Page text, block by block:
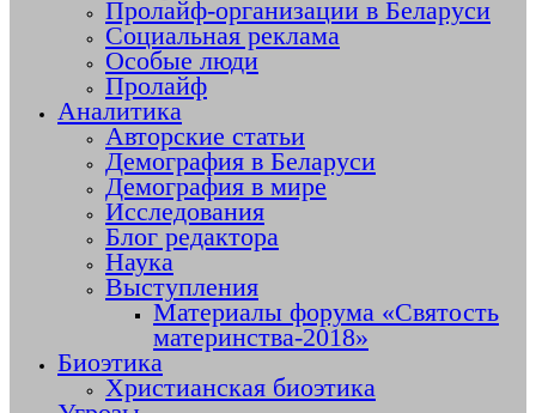
Пролайф-организации в Беларуси
Социальная реклама
Особые люди
Пролайф
Аналитика
Авторские статьи
Демография в Беларуси
Демография в мире
Исследования
Блог редактора
Наука
Выступления
Материалы форума «Святость
материнства-2018»
Биоэтика
Христианская биоэтика